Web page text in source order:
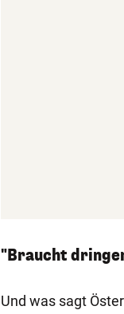
"Braucht
Und was sagt